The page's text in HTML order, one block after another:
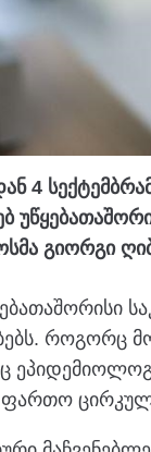
4
გიორგი
როგორც